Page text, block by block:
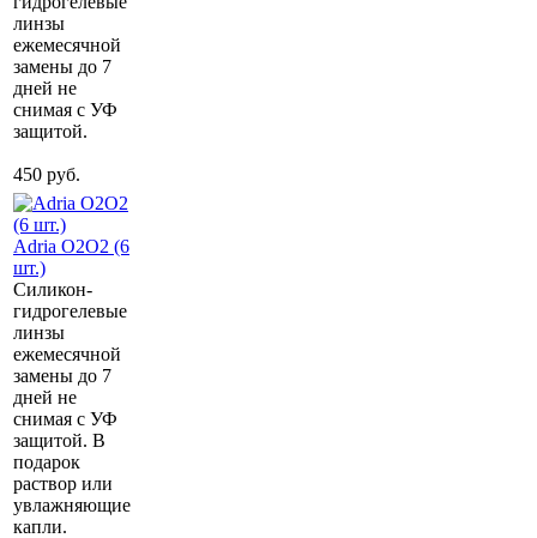
линзы
ежемесячной
замены до 7
дней не
снимая с УФ
защитой.
450 руб.
Adria О2О2 (6
шт.)
Силикон-
гидрогелевые
линзы
ежемесячной
замены до 7
дней не
снимая с УФ
защитой. В
подарок
раствор или
увлажняющие
капли.